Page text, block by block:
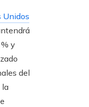
Unidos
y
del
la